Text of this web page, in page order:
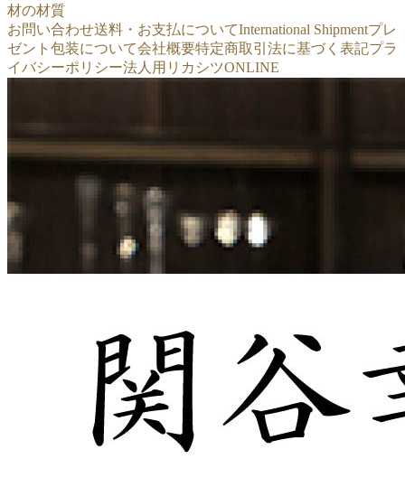
材の材質
お問い合わせ送料・お支払についてInternational Shipmentプレ
ゼント包装について会社概要特定商取引法に基づく表記プラ
イバシーポリシー法人用リカシツONLINE